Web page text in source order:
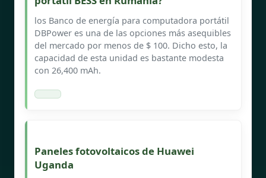
los Banco de energía para computadora portátil
DBPower es una de las opciones más asequibles
del mercado por menos de $ 100. Dicho esto, la
capacidad de esta unidad es bastante modesta
con 26,400 mAh.
Paneles fotovoltaicos de Huawei
Uganda